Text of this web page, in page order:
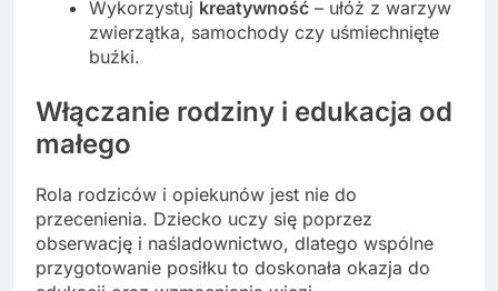
Wykorzystuj kreatywność – ułóż z warzyw
zwierzątka, samochody czy uśmiechnięte
buźki.
Włączanie rodziny i edukacja od
małego
Rola rodziców i opiekunów jest nie do
przecenienia. Dziecko uczy się poprzez
obserwację i naśladownictwo, dlatego wspólne
przygotowanie posiłku to doskonała okazja do